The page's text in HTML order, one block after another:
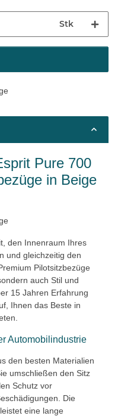
Stk
Pure 700
in Beige
den Innenraum Ihres
und gleichzeitig den
Pilotsitzbezüge
auch Stil und
15 Jahren Erfahrung
Ihnen das Beste in
Automobilindustrie
den besten Materialien
umschließen den Sitz
Schutz vor
Die
eine lange